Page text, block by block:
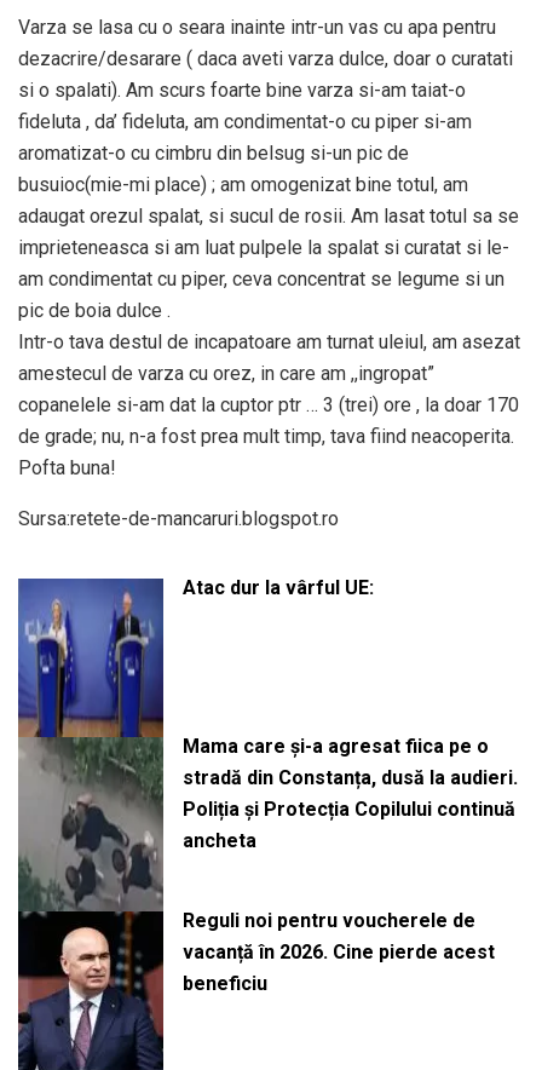
Varza se lasa cu o seara inainte intr-un vas cu apa pentru
dezacrire/desarare ( daca aveti varza dulce, doar o curatati
si o spalati). Am scurs foarte bine varza si-am taiat-o
fideluta , da’ fideluta, am condimentat-o cu piper si-am
aromatizat-o cu cimbru din belsug si-un pic de
busuioc(mie-mi place) ; am omogenizat bine totul, am
adaugat orezul spalat, si sucul de rosii. Am lasat totul sa se
imprieteneasca si am luat pulpele la spalat si curatat si le-
am condimentat cu piper, ceva concentrat se legume si un
pic de boia dulce .
Intr-o tava destul de incapatoare am turnat uleiul, am asezat
amestecul de varza cu orez, in care am ,,ingropat”
copanelele si-am dat la cuptor ptr … 3 (trei) ore , la doar 170
de grade; nu, n-a fost prea mult timp, tava fiind neacoperita.
Pofta buna!
Sursa:retete-de-mancaruri.blogspot.ro
Atac dur la vârful UE:
Mama care și-a agresat fiica pe o
stradă din Constanța, dusă la audieri.
Poliția și Protecția Copilului continuă
ancheta
Reguli noi pentru voucherele de
vacanță în 2026. Cine pierde acest
beneficiu